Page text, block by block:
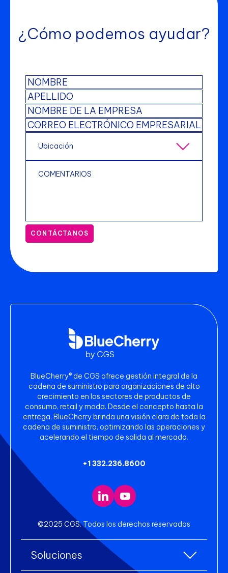
¿Cómo podemos ayudar?
CONTÁCTANOS
BlueCherry® de CGS ofrece gestión integral de la
cadena de suministro para organizaciones de alto
crecimiento en los sectores de productos de
consumo, retail y moda. Desde el concepto hasta la
entrega, BlueCherry brinda una visión clara de toda la
cadena de suministro, optimizando las operaciones y
acelerando el tiempo de salida al mercado.
+1 332.236.8600
©2025 CGS. Todos los derechos reservados
Soluciones